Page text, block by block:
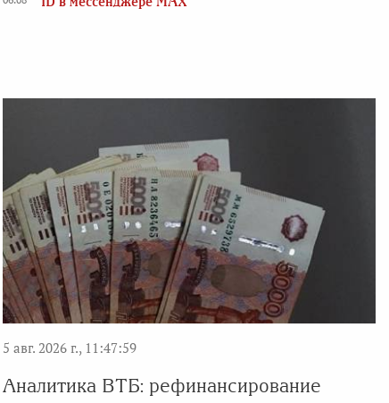
5 авг. 2026 г., 11:47:59
Аналитика ВТБ: рефинансирование